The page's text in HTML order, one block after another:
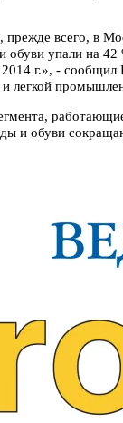
всего, в
упали на
г.», - сообщил
и легкой
и обуви